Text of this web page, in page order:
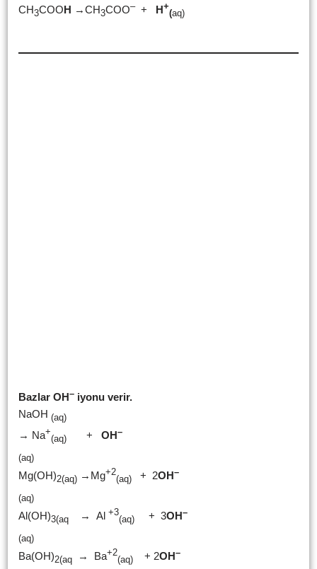
CH3COOH →CH3COO– + H+
(aq)
Bazlar OH– iyonu verir.
NaOH (aq)
→ Na+
(aq) + OH–
(aq)
Mg(OH)2(aq) →Mg+2
(aq) + 2OH–
(aq)
Al(OH)3(aq → Al +3
(aq) + 3OH–
(aq)
Ba(OH)2(aq → Ba+2
(aq) + 2OH–